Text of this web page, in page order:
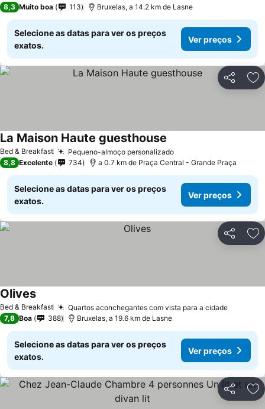
8,3 Muito boa 113 Bruxelas, a 14.2 km de Lasne
Selecione as datas para ver os preços
exatos.
Ver preços
Partilhar
Bed & Breakfast Pequeno-almoço personalizado
La Maison Haute guesthouse
8,8 Excelente 734 a 0.7 km de Praça Central - Grande Praça
Selecione as datas para ver os preços
exatos.
Ver preços
Partilhar
Bed & Breakfast Quartos aconchegantes com vista para a cidade
Olives
7,8 Boa 388 Bruxelas, a 19.6 km de Lasne
Selecione as datas para ver os preços
exatos.
Ver preços
Partilhar